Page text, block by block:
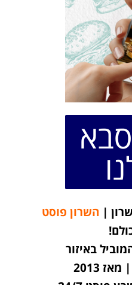
| השרון פוסט
באיזור
2013